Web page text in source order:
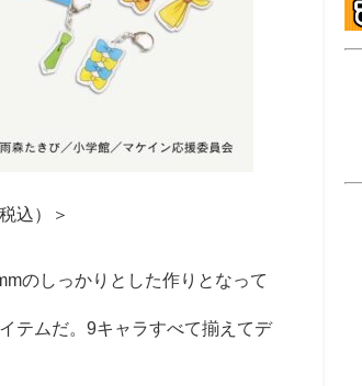
込）＞
のしっかりとした作りとなって
テムだ。9キャラすべて揃えてデ